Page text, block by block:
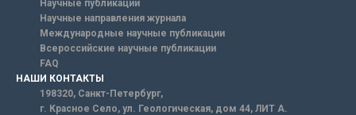
Научные публикации
Научные направления журнала
Международные научные публикации
Всероссийские научные публикации
FAQ
НАШИ КОНТАКТЫ
198320, Санкт-Петербург,
г. Красное Село, ул. Геологическая, дом 44, ЛИТ А.